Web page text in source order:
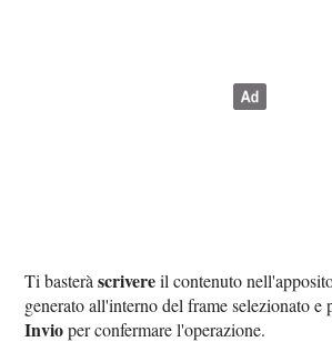
Ti basteràscrivereil contenuto
generato all'interno del frame selezionato e
Invioper confermare l'operazione.